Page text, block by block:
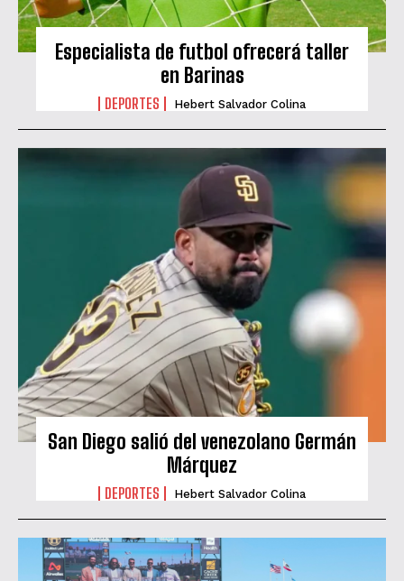
Especialista de futbol ofrecerá taller
en Barinas
DEPORTES Hebert Salvador Colina
San Diego salió del venezolano Germán
Márquez
DEPORTES Hebert Salvador Colina